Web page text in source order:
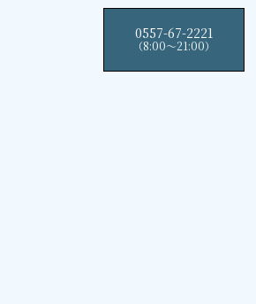
0557-67-2221
（8:00〜21:00）